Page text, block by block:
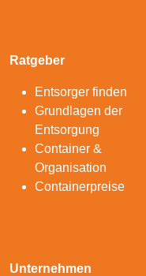
Ratgeber
Entsorger finden
Grundlagen der
Entsorgung
Container &
Organisation
Containerpreise
Unternehmen